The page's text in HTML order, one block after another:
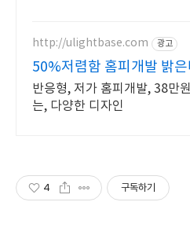
http://ulightbase.com 광고
50%저렴함 홈피개발 밝은
반응형, 저가 홈피개발, 38만
는, 다양한 디자인
4 구독하기